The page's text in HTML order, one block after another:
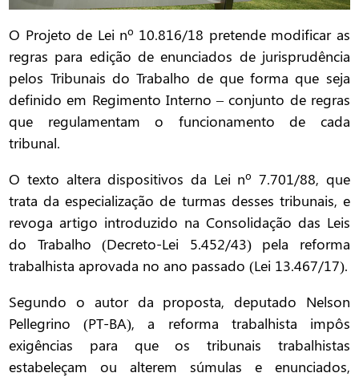
O Projeto de Lei nº 10.816/18 pretende modificar as
regras para edição de enunciados de jurisprudência
pelos Tribunais do Trabalho de que forma que seja
definido em Regimento Interno – conjunto de regras
que regulamentam o funcionamento de cada
tribunal.
O texto altera dispositivos da Lei nº 7.701/88, que
trata da especialização de turmas desses tribunais, e
revoga artigo introduzido na Consolidação das Leis
do Trabalho (Decreto-Lei 5.452/43) pela reforma
trabalhista aprovada no ano passado (Lei 13.467/17).
Segundo o autor da proposta, deputado Nelson
Pellegrino (PT-BA), a reforma trabalhista impôs
exigências para que os tribunais trabalhistas
estabeleçam ou alterem súmulas e enunciados,